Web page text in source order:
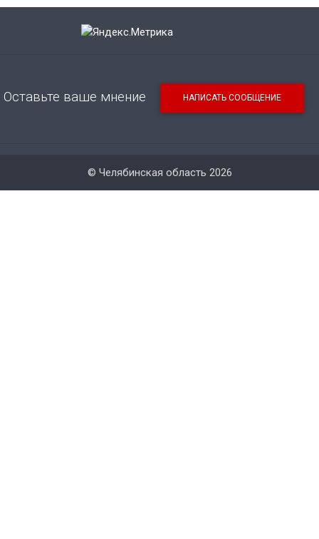
Оставьте ваше мнение НАПИСАТЬ СООБЩЕНИЕ
© Челябинская область 2026